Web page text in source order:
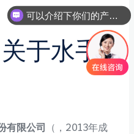
于水手
有限公司
（，2013年成
可以介绍下你们的产品么